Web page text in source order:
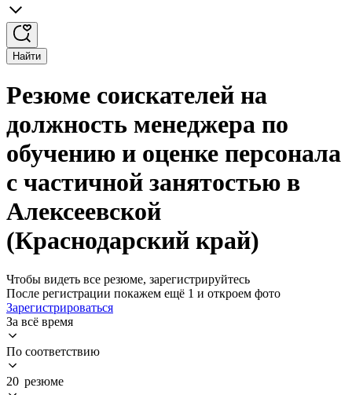
Найти
Резюме соискателей на
должность менеджера по
обучению и оценке персонала
с частичной занятостью в
Алексеевской
(Краснодарский край)
Чтобы видеть все резюме, зарегистрируйтесь
После регистрации покажем ещё 1 и откроем фото
Зарегистрироваться
За всё время
По соответствию
20 резюме